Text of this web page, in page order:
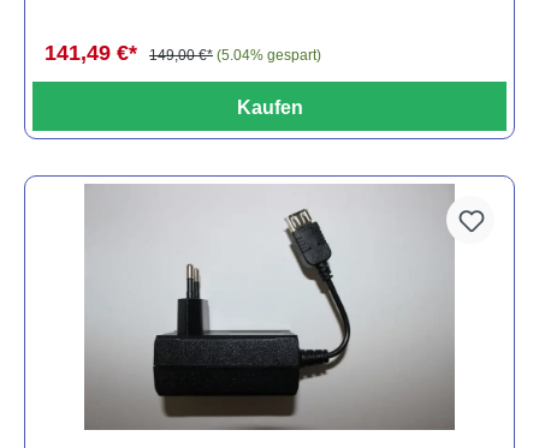
141,49 €* 149,00 €* (5.04% gespart)
Kaufen